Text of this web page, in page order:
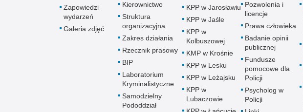
Zapowiedzi
wydarzeń
Galeria zdjęć
Kierownictwo
Struktura
organizacyjna
Zakres działania
Rzecznik prasowy
BIP
Laboratorium
Kryminalistyczne
Samodzielny
Pododdział
KPP w Jarosławiu
KPP w Jaśle
KPP w
Kolbuszowej
KMP w Krośnie
KPP w Lesku
KPP w Leżajsku
KPP w
Lubaczowie
Pozwolenia i
licencje
Prawa człowieka
Badanie opinii
publicznej
Fundusze
pomocowe dla
Policji
Psycholog w
Policji